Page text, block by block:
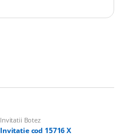
Invitatii Botez
Invitatie cod 15716 X